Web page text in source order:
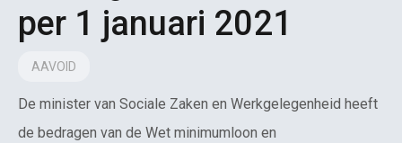
per 1 januari 2021
AAVOID
De minister van Sociale Zaken en Werkgelegenheid heeft
de bedragen van de Wet minimumloon en